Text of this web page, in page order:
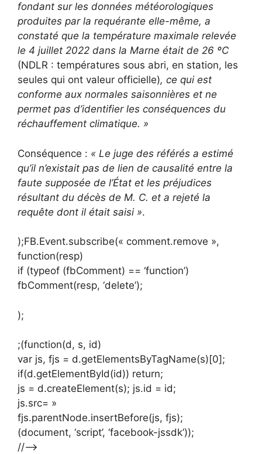
fondant sur les données météorologiques
produites par la requérante elle-même, a
constaté que la température maximale relevée
le 4 juillet 2022 dans la Marne était de 26 ºC
(NDLR : températures sous abri, en station, les
seules qui ont valeur officielle), ce qui est
conforme aux normales saisonnières et ne
permet pas d’identifier les conséquences du
réchauffement climatique. »
Conséquence : « Le juge des référés a estimé
qu’il n’existait pas de lien de causalité entre la
faute supposée de l’État et les préjudices
résultant du décès de M. C. et a rejeté la
requête dont il était saisi ».
);FB.Event.subscribe(« comment.remove »,
function(resp)
if (typeof (fbComment) == ‘function’)
fbComment(resp, ‘delete’);
);
;(function(d, s, id)
var js, fjs = d.getElementsByTagName(s)[0];
if(d.getElementById(id)) return;
js = d.createElement(s); js.id = id;
js.src= »
fjs.parentNode.insertBefore(js, fjs);
(document, ‘script’, ‘facebook-jssdk’));
//–>